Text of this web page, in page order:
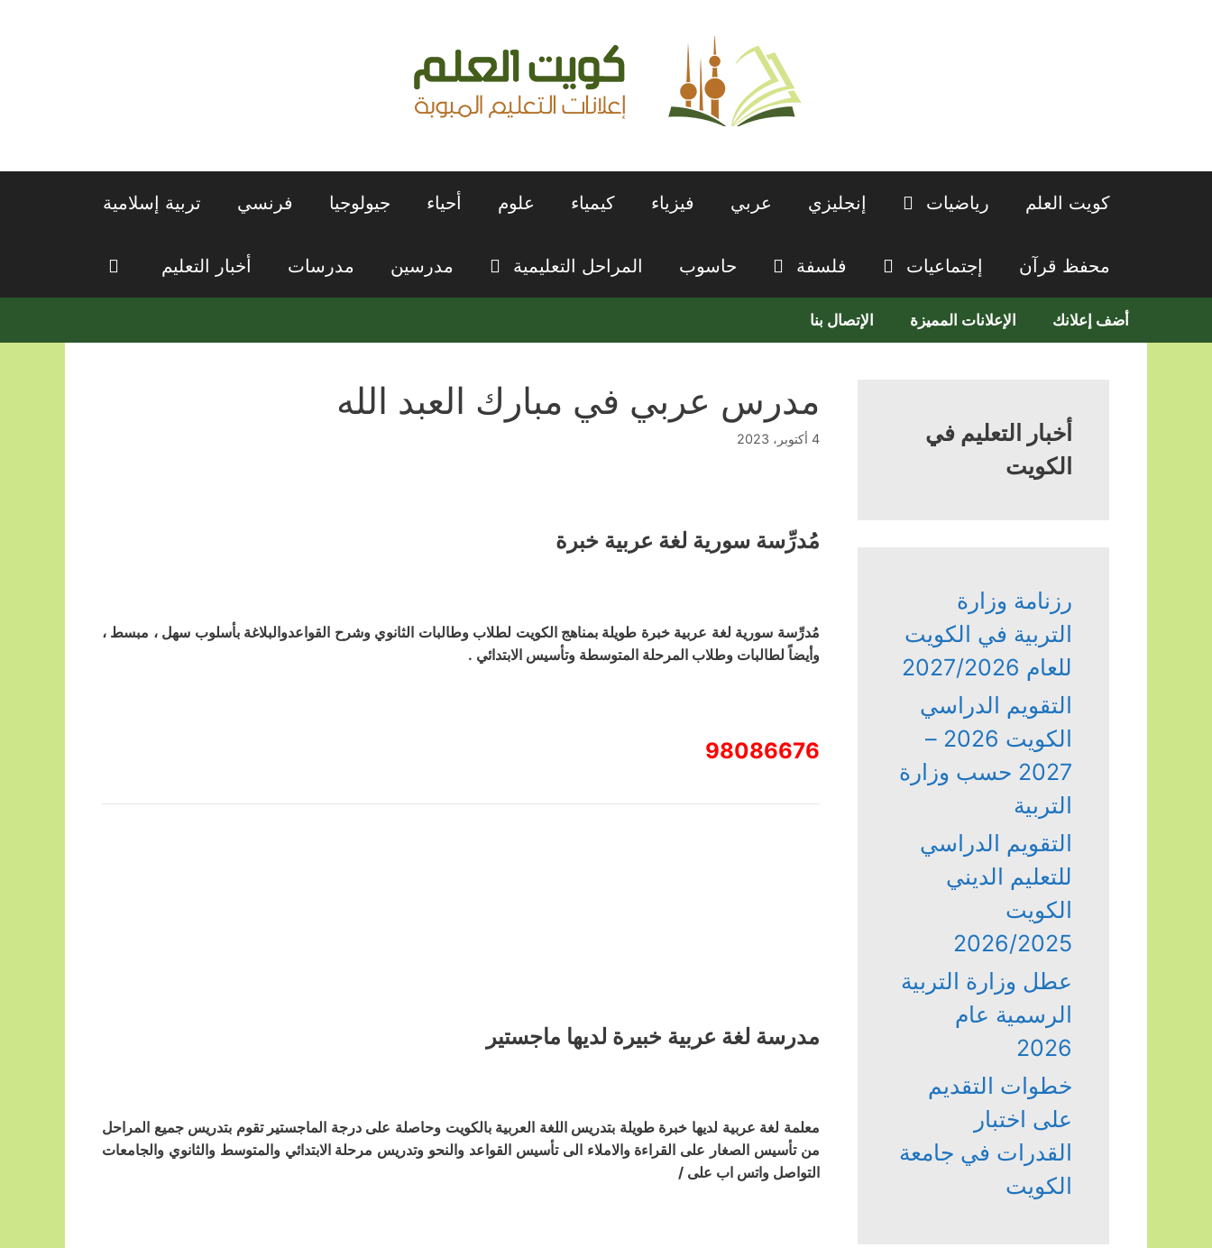
كويت العلم رياضيات إنجليزي عربي فيزياء كيمياء علوم أحياء جيولوجيا فرنسي تربية إسلامية
محفظ قرآن إجتماعيات فلسفة حاسوب المراحل التعليمية مدرسين مدرسات أخبار التعليم
أضف إعلانك الإعلانات المميزة الإتصال بنا
مدرس عربي في مبارك العبد الله
4 أكتوبر، 2023
مُدرِّسة سورية لغة عربية خبرة
مُدرِّسة سورية لغة عربية خبرة طويلة بمناهج الكويت لطلاب وطالبات الثانوي وشرح القواعدوالبلاغة بأسلوب سهل ، مبسط ،
وأيضاً لطالبات وطلاب المرحلة المتوسطة وتأسيس الابتدائي .
98086676
مدرسة لغة عربية خبيرة لديها ماجستير
معلمة لغة عربية لديها خبرة طويلة بتدريس اللغة العربية بالكويت وحاصلة على درجة الماجستير تقوم بتدريس جميع المراحل
من تأسيس الصغار على القراءة والاملاء الى تأسيس القواعد والنحو وتدريس مرحلة الابتدائي والمتوسط والثانوي والجامعات
التواصل واتس اب على /
أخبار التعليم في
الكويت
رزنامة وزارة
التربية في الكويت
للعام 2027/2026
التقويم الدراسي
الكويت 2026 –
2027 حسب وزارة
التربية
التقويم الدراسي
للتعليم الديني
الكويت
2026/2025
عطل وزارة التربية
الرسمية عام
2026
خطوات التقديم
على اختبار
القدرات في جامعة
الكويت